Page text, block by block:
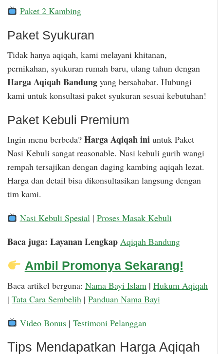
Paket 2 Kambing
Paket Syukuran
Tidak hanya aqiqah, kami melayani khitanan,
pernikahan, syukuran rumah baru, ulang tahun dengan
Harga Aqiqah Bandung yang bersahabat. Hubungi
kami untuk konsultasi paket syukuran sesuai kebutuhan!
Paket Kebuli Premium
Ingin menu berbeda? Harga Aqiqah ini untuk Paket
Nasi Kebuli sangat reasonable. Nasi kebuli gurih wangi
rempah tersajikan dengan daging kambing aqiqah lezat.
Harga dan detail bisa dikonsultasikan langsung dengan
tim kami.
Nasi Kebuli Spesial| Proses Masak Kebuli
Baca juga: Layanan Lengkap Aqiqah Bandung
Ambil Promonya Sekarang!
Baca artikel berguna: Nama Bayi Islam | Hukum Aqiqah
| Tata Cara Sembelih | Panduan Nama Bayi
Video Bonus| Testimoni Pelanggan
Tips Mendapatkan Harga Aqiqah